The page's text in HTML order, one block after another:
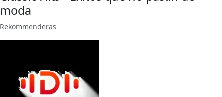
moda
Rekommenderas